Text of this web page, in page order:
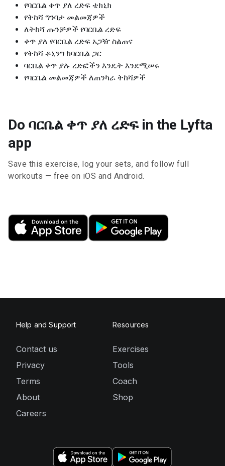
የባርቤል ቀጥ ያለ ረድፍ ቴክኒክ
የትከሻ ግንባታ መልመጃዎች
ለትከሻ ጡንቻዎች የባርቤል ረድፍ
ቀጥ ያለ የባርቤል ረድፍ አጋዥ ስልጠና
የትከሻ ቶኒንግ ከባርቤል ጋር
ባርቤል ቀጥ ያሉ ረድፎችን እንዴት እንደሚሠሩ
የባርቤል መልመጃዎች ለጠንካራ ትከሻዎች
Do ባርቤል ቀጥ ያለ ረድፍ in the Lyfta
app
Save this exercise, log your sets, and follow full
workouts — free on iOS and Android.
Help and Support
Contact us
Privacy
Terms
About
Careers
Resources
Exercises
Tools
Coach
Shop